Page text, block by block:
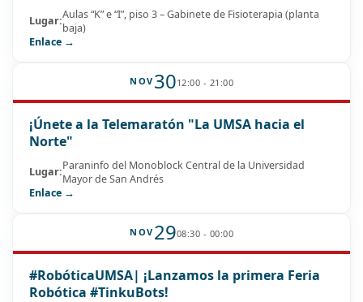
Lugar:Aulas “K” e “I”, piso 3 – Gabinete de Fisioterapia (planta
baja)
Enlace →
NOV 3012:00 - 21:00
¡Únete a la Telemaratón "La UMSA hacia el
Norte"
Lugar:Paraninfo del Monoblock Central de la Universidad
Mayor de San Andrés
Enlace →
NOV 2908:30 - 00:00
#RobóticaUMSA| ¡Lanzamos la primera Feria
Robótica #TinkuBots!